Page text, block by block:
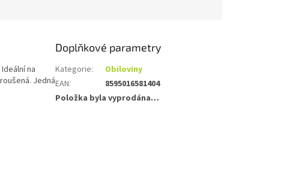
na
Jedná
Doplňkové parametry
Kategorie:
Obiloviny
EAN:
8595016581404
Položka byla vyprodána…